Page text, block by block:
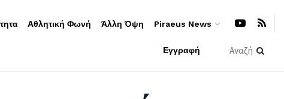
Αθλητική Φωνή Άλλη Όψη Piraeus News
Εγγραφή